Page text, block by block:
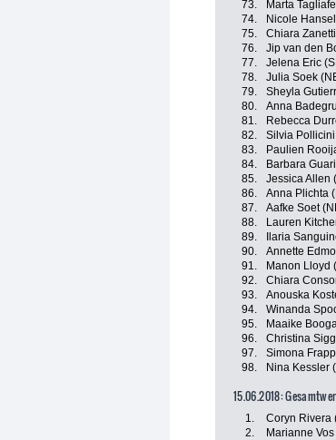
73.
Marta
74.
Nicole
75.
Chiara
76.
Jip van den
77.
Jelena Eric
78.
Julia Soek
79.
Sheyla
80.
Anna
81.
Rebecca
82.
Silvia Pollicini
83.
Paulien
84.
Barbara
85.
Jessica Allen
86.
Anna Plichta
87.
Aafke Soet
88.
Lauren
89.
Ilaria
90.
Annette
91.
Manon Lloyd
92.
Chiara
93.
Anouska
94.
Winanda
95.
Maaike
96.
Christina
97.
Simona
98.
Nina Kessler
15.06.2018:
1. Coryn Rivera
2.
Marianne